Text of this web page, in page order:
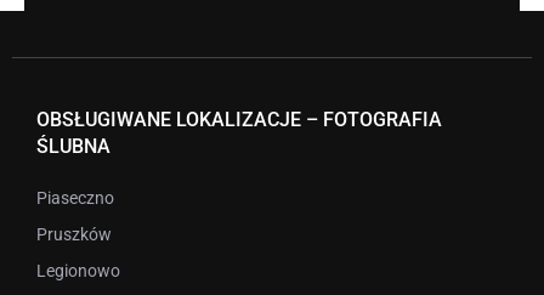
OBSŁUGIWANE LOKALIZACJE – FOTOGRAFIA
ŚLUBNA
Piaseczno
Pruszków
Legionowo